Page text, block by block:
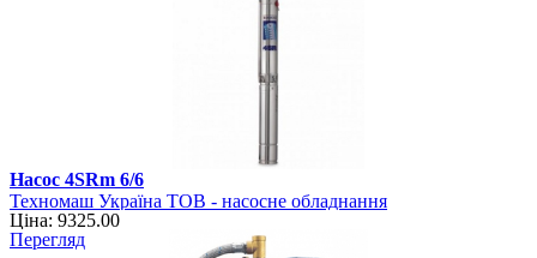
Насос 4SRm 6/6
Техномаш Україна ТОВ - насосне обладнання
Ціна: 9325.00
Перегляд